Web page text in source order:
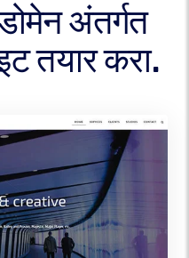
अंतर्गत
तयार करा.